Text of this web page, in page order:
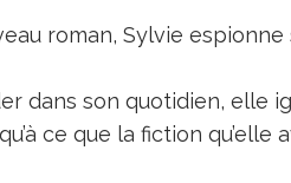
roman, Sylvie espionne
dans son quotidien, elle
ce que la fiction qu’elle